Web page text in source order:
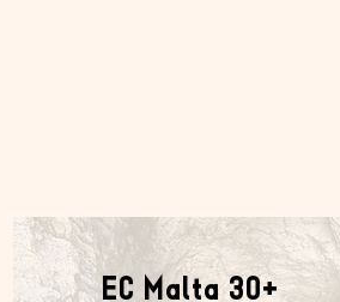
EC Malta 30+